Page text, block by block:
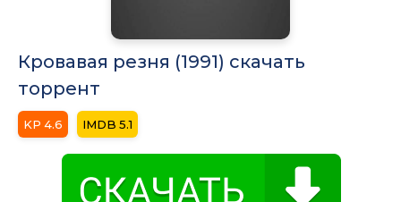
Кровавая резня (1991) скачать
торрент
4.6 5.1